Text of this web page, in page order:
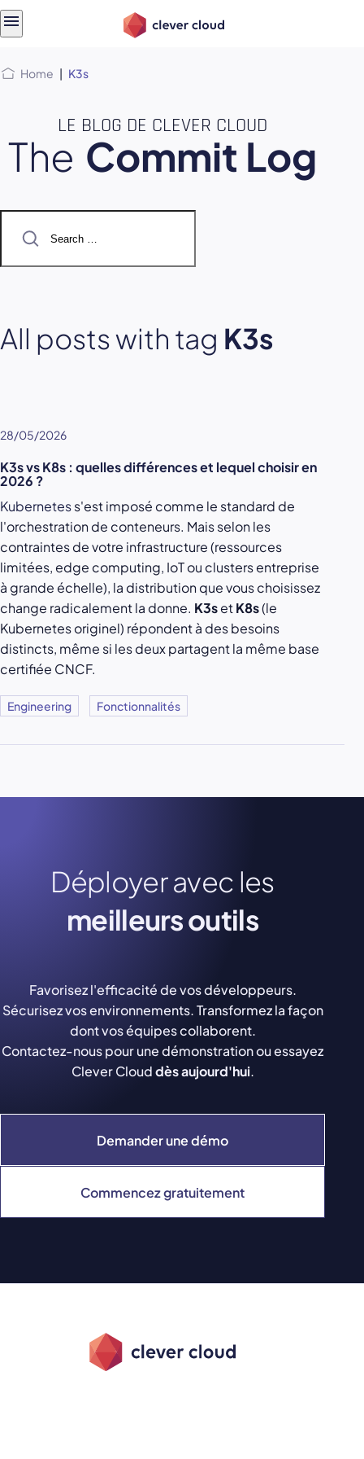
Home | K3s
LE BLOG DE CLEVER CLOUD
The Commit Log
for:
All posts with tag K3s
28/05/2026
K3s vs K8s : quelles différences et lequel choisir en
2026 ?
Kubernetess'est imposé comme le standard de
l'orchestration de conteneurs. Mais selon les
contraintes de votre infrastructure (ressources
limitées, edge computing, IoT ou clusters entreprise
à grande échelle), la distribution que vous choisissez
change radicalement la donne. K3setK8s(le
Kubernetes originel) répondent à des besoins
distincts, même si les deux partagent la même base
certifiée CNCF.
Engineering Fonctionnalités
Déployer avec les
meilleurs outils
Demander une démo
Commencez gratuitement
Favorisez l'efficacité de vos développeurs.
Sécurisez vos environnements. Transformez la façon
dont vos équipes collaborent.
Contactez-nous pour une démonstration ou essayez
Clever Clouddès aujourd'hui.